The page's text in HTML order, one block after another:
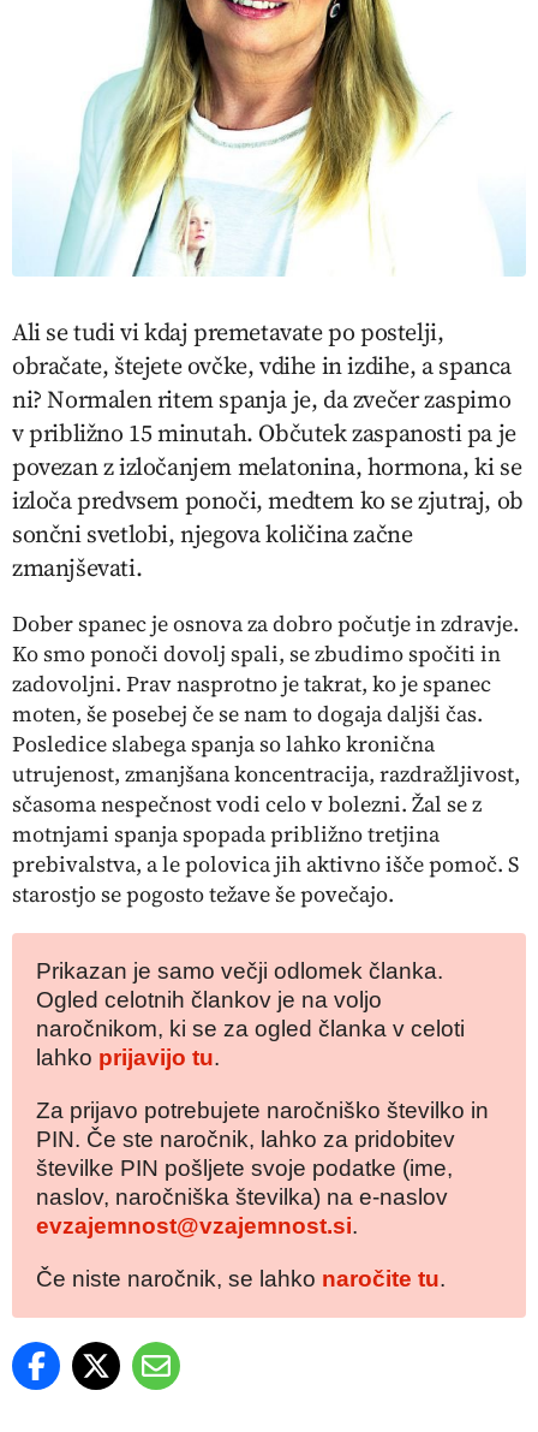
Ali se tudi vi kdaj premetavate po postelji,
obračate, štejete ovčke, vdihe in izdihe, a spanca
ni? Normalen ritem spanja je, da zvečer zaspimo
v približno 15 minutah. Občutek zaspanosti pa je
povezan z izločanjem melatonina, hormona, ki se
izloča predvsem ponoči, medtem ko se zjutraj, ob
sončni svetlobi, njegova količina začne
zmanjševati.
Dober spanec je osnova za dobro počutje in zdravje.
Ko smo ponoči dovolj spali, se zbudimo spočiti in
zadovoljni. Prav nasprotno je takrat, ko je spanec
moten, še posebej če se nam to dogaja daljši čas.
Posledice slabega spanja so lahko kronična
utrujenost, zmanjšana koncentracija, razdražljivost,
sčasoma nespečnost vodi celo v bolezni. Žal se z
motnjami spanja spopada približno tretjina
prebivalstva, a le polovica jih aktivno išče pomoč. S
starostjo se pogosto težave še povečajo.
Prikazan je samo večji odlomek članka.
Ogled celotnih člankov je na voljo
naročnikom, ki se za ogled članka v celoti
lahko prijavijo tu.
Za prijavo potrebujete naročniško številko in
PIN. Če ste naročnik, lahko za pridobitev
številke PIN pošljete svoje podatke (ime,
naslov, naročniška številka) na e-naslov
evzajemnost@vzajemnost.si.
Če niste naročnik, se lahko naročite tu.